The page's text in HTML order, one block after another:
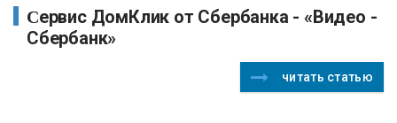
Сервис ДомКлик от Сбербанка - «Видео -
Сбербанк»
читать статью